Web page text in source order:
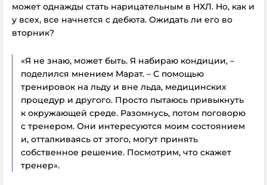
может однажды стать нарицательным в НХЛ. Но, как и
у всех, все начнется с дебюта. Ожидать ли его во
вторник?
«Я не знаю, может быть. Я набираю кондиции, –
поделился мнением Марат. – С помощью
тренировок на льду и вне льда, медицинских
процедур и другого. Просто пытаюсь привыкнуть
к окружающей среде. Разомнусь, потом поговорю
с тренером. Они интересуются моим состоянием
и, отталкиваясь от этого, могут принять
собственное решение. Посмотрим, что скажет
тренер».